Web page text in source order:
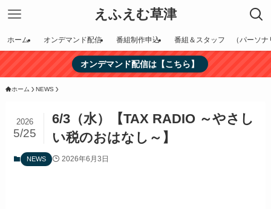
えふえむ草津
ホーム オンデマンド配信 番組制作申込 番組＆スタッフ （パーソナ
オンデマンド配信は【こちら】
ホーム NEWS
6/3（水）【TAX RADIO ～やさし
い税のおはなし～】
2026
5/25
NEWS 2026年6月3日